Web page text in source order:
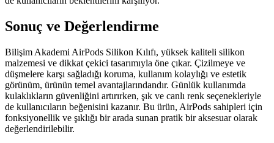
Sonuç ve Değerlendirme
Bilişim Akademi AirPods Silikon Kılıfı, yüksek kaliteli silikon
malzemesi ve dikkat çekici tasarımıyla öne çıkar. Çizilmeye ve
düşmelere karşı sağladığı koruma, kullanım kolaylığı ve estetik
görünüm, ürünün temel avantajlarındandır. Günlük kullanımda
kulaklıkların güvenliğini artırırken, şık ve canlı renk seçenekleriyle
de kullanıcıların beğenisini kazanır. Bu ürün, AirPods sahipleri için
fonksiyonellik ve şıklığı bir arada sunan pratik bir aksesuar olarak
değerlendirilebilir.